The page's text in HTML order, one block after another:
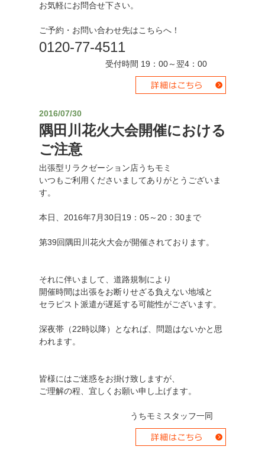
お気軽にお問合せ下さい。
ご予約・お問い合わせ先はこちらへ！
0120-77-4511
受付時間 19：00～翌4：00
2016/07/30
隅田川花火大会開催における
ご注意
出張型リラクゼーション店うちモミ
いつもご利用くださいましてありがとうございま
す。
本日、2016年7月30日19：05～20：30まで
第39回隅田川花火大会が開催されております。
それに伴いまして、道路規制により
開催時間は出張をお断りせざる負えない地域と
セラピスト派遣が遅延する可能性がございます。
深夜帯（22時以降）となれば、問題はないかと思
われます。
皆様にはご迷惑をお掛け致しますが、
ご理解の程、宜しくお願い申し上げます。
うちモミスタッフ一同